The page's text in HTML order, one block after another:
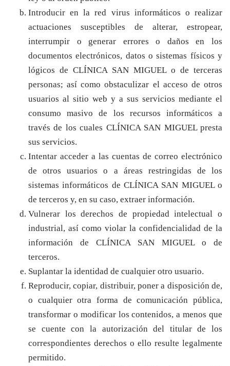
Introducir en la red virus informáticos o realizar
actuaciones susceptibles de alterar, estropear,
interrumpir o generar errores o daños en los
documentos electrónicos, datos o sistemas físicos y
lógicos de CLÍNICA SAN MIGUEL o de terceras
personas; así como obstaculizar el acceso de otros
usuarios al sitio web y a sus servicios mediante el
consumo masivo de los recursos informáticos a
través de los cuales CLÍNICA SAN MIGUEL presta
sus servicios.
Intentar acceder a las cuentas de correo electrónico
de otros usuarios o a áreas restringidas de los
sistemas informáticos de CLÍNICA SAN MIGUEL o
de terceros y, en su caso, extraer información.
Vulnerar los derechos de propiedad intelectual o
industrial, así como violar la confidencialidad de la
información de CLÍNICA SAN MIGUEL o de
terceros.
Suplantar la identidad de cualquier otro usuario.
Reproducir, copiar, distribuir, poner a disposición de,
o cualquier otra forma de comunicación pública,
transformar o modificar los contenidos, a menos que
se cuente con la autorización del titular de los
correspondientes derechos o ello resulte legalmente
permitido.